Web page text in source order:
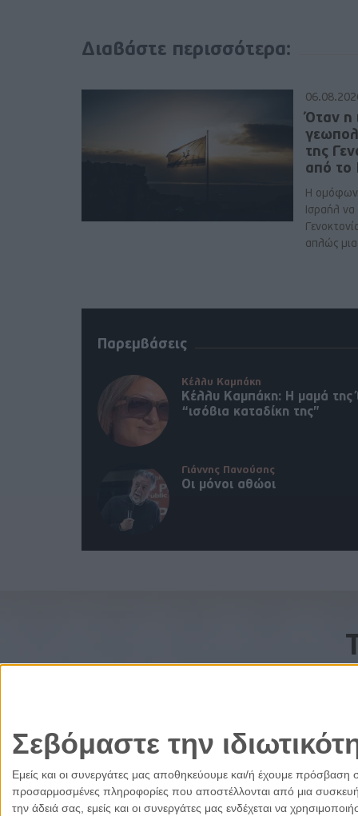
Σεβόμαστε την
Εμείς και οι συνεργάτες μας αποθηκεύουμε και/ή έχουμε
προσαρμοσμένες πληροφορίες που αποστέλλονται από μια συσκευή
την άδειά σας, εμείς και οι συνεργάτες μας ενδέχεται να
Διαβάστε περισσότερα:
Όταν η
της
από το
Η
Ισραήλ να
απλώς μια
Παρεμβάσεις
Κέλλυ Καμπάκη
Κέλλυ Καμπάκη: Η μαμά της
“ισόβια καταδίκη της”
Γιάννης Πανούσης
Οι μόνοι αθώοι